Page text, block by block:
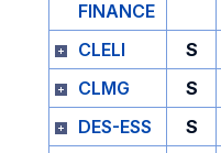
FINANCE
CLELI S
CLMG
S
DES-ESS
S